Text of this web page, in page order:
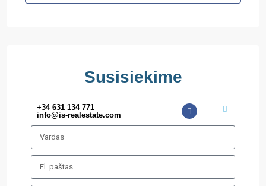
Susisiekime
+34 631 134 771
info@is-realestate.com